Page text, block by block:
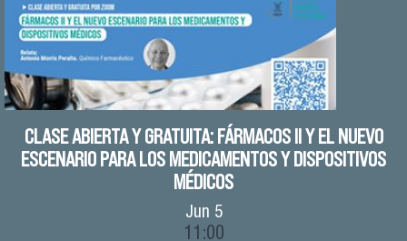
CLASE ABIERTA Y GRATUITA: FÁRMACOS II Y EL NUEVO
ESCENARIO PARA LOS MEDICAMENTOS Y DISPOSITIVOS
MÉDICOS
Jun 5
11:00